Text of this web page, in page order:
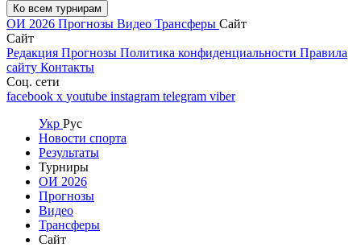
Ко всем турнирам
ОИ 2026 Прогнозы Видео Трансферы Сайт
Сайт
Редакция Прогнозы Политика конфиденциальности Правила
сайту Контакты
Соц. сети
facebook x youtube instagram telegram viber
Укр Рус
Новости спорта
Результаты
Турниры
ОИ 2026
Прогнозы
Видео
Трансферы
Сайт